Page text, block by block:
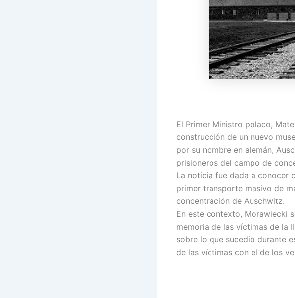
El Primer Ministro polaco,
construcción de un nuevo
por su nombre en alemán,
prisioneros del campo de
La noticia fue dada a conocer
primer transporte masivo de
concentración de Auschwitz.
En este contexto, Morawiecki
memoria de las víctimas de la
sobre lo que sucedió durante
de las víctimas con el de los